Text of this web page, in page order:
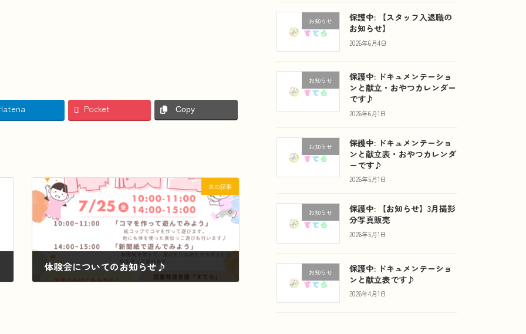
Pocket Copy
次の記事
体験会についてのお知らせ♪
お知らせ
保護中: 【スタッフ入退職の
お知らせ】
2026年6月4日
お知らせ
保護中: ドキュメンテーショ
ンと献立・おやつカレンダー
です♪
2026年6月1日
お知らせ
保護中: ドキュメンテーショ
ンと献立表・おやつカレンダ
ーです♪
2026年5月1日
お知らせ
保護中: 【お知らせ】3月撮影
分写真販売
2026年5月1日
お知らせ
保護中: ドキュメンテーショ
ンと献立表です♪
2026年4月1日